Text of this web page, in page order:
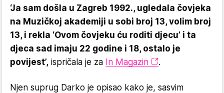
‘Ja sam došla u Zagreb 1992., ugledala čovjeka
na Muzičkoj akademiji u sobi broj 13, volim broj
13, i rekla ‘Ovom čovjeku ću roditi djecu’ i ta
djeca sad imaju 22 godine i 18, ostalo je
povijest’, ispričala je za In Magazin .
Njen suprug Darko je opisao kako je, sasvim